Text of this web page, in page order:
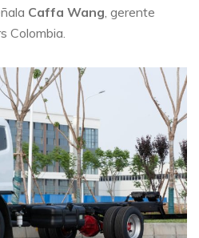
Caffa Wang , gerente
Colombia.